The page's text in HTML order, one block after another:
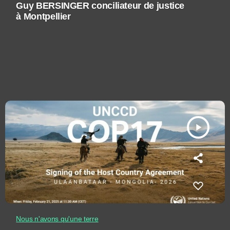
Guy BERSINGER conciliateur de justice
à Montpellier
play_arrow
Nous n'avons qu'une terre